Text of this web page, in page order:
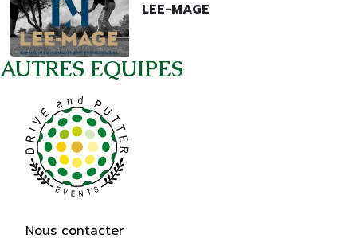
LEE-MAGE
AUTRES EQUIPES
Nous contacter